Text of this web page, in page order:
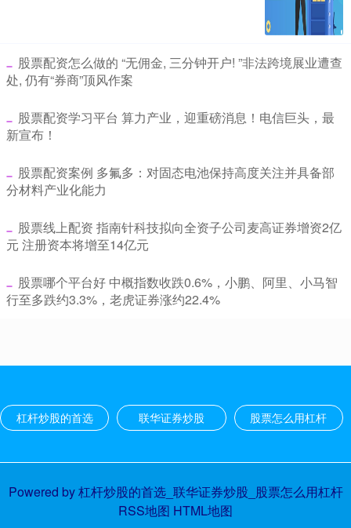
​股票配资怎么做的 “无佣金, 三分钟开户! ”非法跨境展业遭查
处, 仍有“券商”顶风作案
​股票配资学习平台 算力产业，迎重磅消息！电信巨头，最
新宣布！
​股票配资案例 多氟多：对固态电池保持高度关注并具备部
分材料产业化能力
​股票线上配资 指南针科技拟向全资子公司麦高证券增资2亿
元 注册资本将增至14亿元
​股票哪个平台好 中概指数收跌0.6%，小鹏、阿里、小马智
行至多跌约3.3%，老虎证券涨约22.4%
杠杆炒股的首选 联华证券炒股 股票怎么用杠杆
Powered by杠杆炒股的首选_联华证券炒股_股票怎么用杠杆
RSS地图 HTML地图